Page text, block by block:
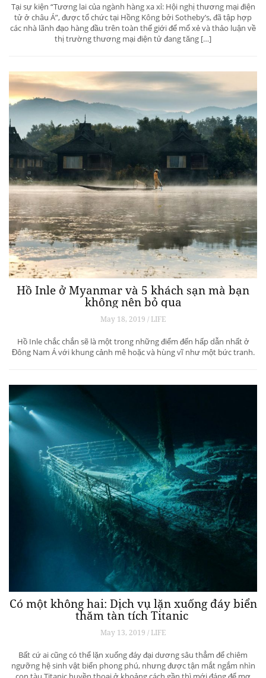
Tại sự kiện “Tương lai của ngành hàng xa xỉ: Hội nghị thương mại điện
tử ở châu Á”, được tổ chức tại Hồng Kông bởi Sotheby’s, đã tập hợp
các nhà lãnh đạo hàng đầu trên toàn thế giới để mổ xẻ và thảo luận về
thị trường thương mại điện tử đang tăng […]
Hồ Inle ở Myanmar và 5 khách sạn mà bạn
không nên bỏ qua
May 18, 2019 / LIFE
Hồ Inle chắc chắn sẽ là một trong những điểm đến hấp dẫn nhất ở
Đông Nam Á với khung cảnh mê hoặc và hùng vĩ như một bức tranh.
Có một không hai: Dịch vụ lặn xuống đáy biển
thăm tàn tích Titanic
May 13, 2019 / LIFE
Bất cứ ai cũng có thể lặn xuống đáy đại dương sâu thẳm để chiêm
ngưỡng hệ sinh vật biển phong phú, nhưng được tận mắt ngắm nhìn